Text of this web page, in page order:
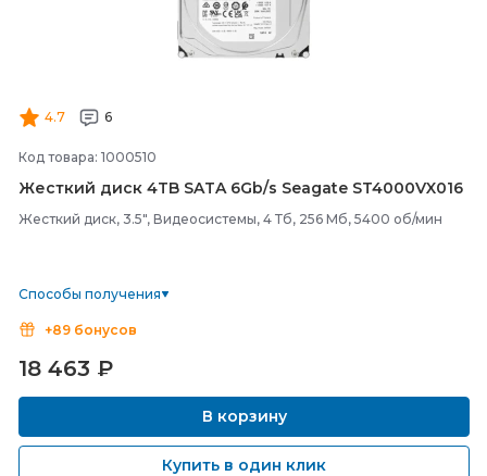
4.7 6
Код товара: 1000510
Жесткий диск 4TB SATA 6Gb/s Seagate ST4000VX016
Жесткий диск, 3.5", Видеосистемы, 4 Тб, 256 Мб, 5400 об/мин
Способы получения
+89 бонусов
18 463 ₽
В корзину
Купить в один клик